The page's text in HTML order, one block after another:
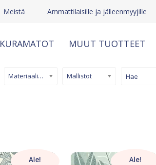
Meistä Ammattilaisille ja jälleenmyyjille
KURAMATOT MUUT TUOTTEET
Materiaali/ tuotetyyppi Mallistot
Ale! Ale!